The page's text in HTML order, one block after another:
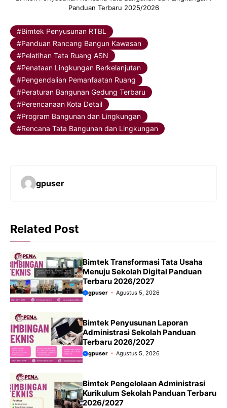
Panduan Terbaru 2025/2026
Bimtek Penyusunan RTBL
Panduan Rancang Bangun Kawasan
Pelatihan Tata Ruang ASN
Penataan Lingkungan Berkelanjutan
Pengendalian Pemanfaatan Ruang
Peraturan Bangunan Gedung Terbaru
Perencanaan Kota Detail
Program Bangunan dan Lingkungan
Rencana Tata Bangunan dan Lingkungan
gpuser
Related Post
Bimtek Transformasi Tata Usaha
Menuju Sekolah Digital Panduan
Terbaru 2026/2027
gpuser Agustus 5, 2026
Bimtek Penyusunan Laporan
Administrasi Sekolah Panduan
Terbaru 2026/2027
gpuser Agustus 5, 2026
Bimtek Pengelolaan Administrasi
Kurikulum Sekolah Panduan Terbaru
2026/2027